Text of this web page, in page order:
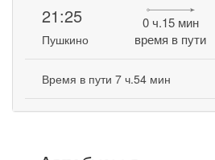
21:25
Пушкино
0 ч.15 мин
время в пути
Время в пути 7 ч.54 мин